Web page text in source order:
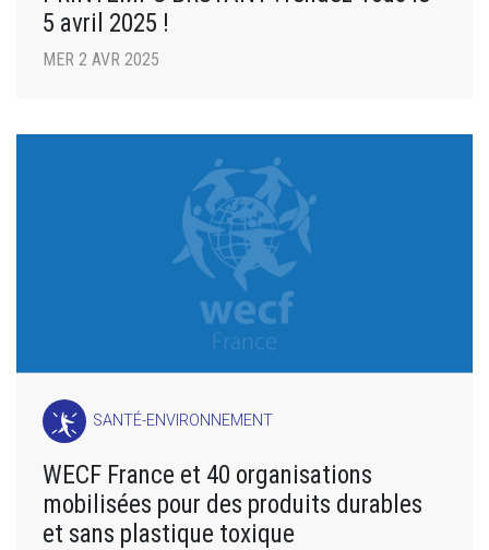
5 avril 2025 !
MER 2 AVR 2025
SANTÉ-ENVIRONNEMENT
WECF France et 40 organisations
mobilisées pour des produits durables
et sans plastique toxique